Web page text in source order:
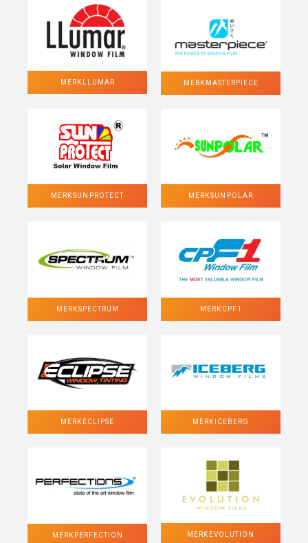
MERK LLUMAR MERK MASTERPIECE
MERK SUN PROTECT MERK SUN POLAR
MERK SPECTRUM MERK CPF1
MERK ECLIPSE MERK ICEBERG
MERK PERFECTION MERK EVOLUTION